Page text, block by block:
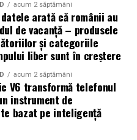
acum 2 săptămâni
arată că românii au
de vacanță – produsele
și categoriile
liber sunt în creștere
acum 2 săptămâni
V6 transformă telefonul
instrument de
bazat pe inteligență